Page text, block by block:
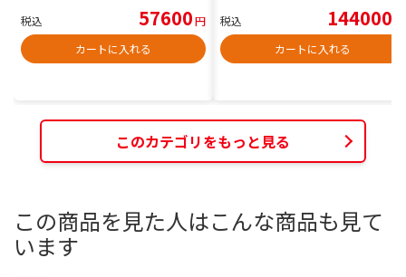
税込 57600円
カートに入れる
税込 144000
カートに入れる
このカテゴリをもっと見る
この商品を見た人はこんな商品も見て
います